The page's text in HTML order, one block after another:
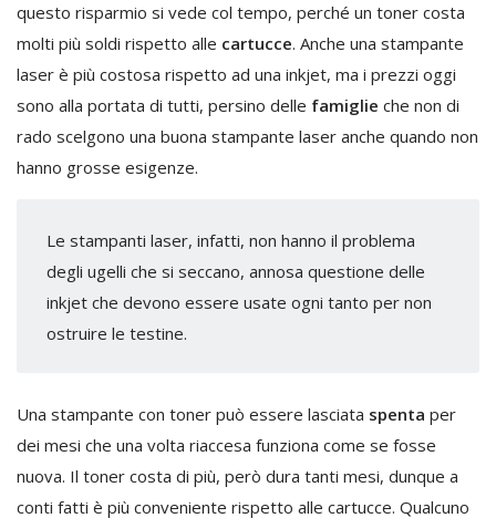
questo risparmio si vede col tempo, perché un toner costa
molti più soldi rispetto alle cartucce. Anche una stampante
laser è più costosa rispetto ad una inkjet, ma i prezzi oggi
sono alla portata di tutti, persino delle famiglie che non di
rado scelgono una buona stampante laser anche quando non
hanno grosse esigenze.
Le stampanti laser, infatti, non hanno il problema
degli ugelli che si seccano, annosa questione delle
inkjet che devono essere usate ogni tanto per non
ostruire le testine.
Una stampante con toner può essere lasciata spenta per
dei mesi che una volta riaccesa funziona come se fosse
nuova. Il toner costa di più, però dura tanti mesi, dunque a
conti fatti è più conveniente rispetto alle cartucce. Qualcuno